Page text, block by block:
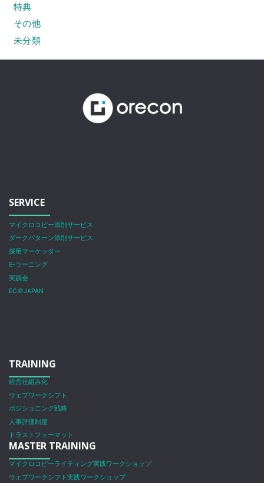
特典
その他
未分類
SERVICE
マイクロコピー添削サービス
ダークパターン添削サービス
採用マーケッター
E-ラーニング
実践会
EC＠JAPAN
TRAINING
経営仕組み化
ウェブワークシフト
ポジショニング戦略
人事評価制度
トラストフォーマット
MASTER TRAINING
マイクロコピーライティング実践ワークショップ
ウェブワークシフト実践ワークショップ